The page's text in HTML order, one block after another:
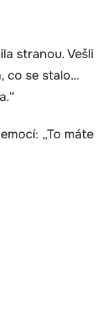
stranou. Vešli
co se stalo…
„To máte